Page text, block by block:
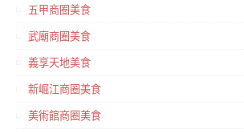
五甲商圈美食
武廟商圈美食
義享天地美食
新崛江商圈美食
美術館商圈美食